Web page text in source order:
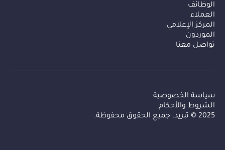
Secondary Menu
الوظائف
العملاء
المركز الإعلامي
الموردون
تواصل معنا
Footer Navigation AR
سياسة الخصوصية
الشروط والأحكام
2025 © تبريد. جميع الحقوق محفوظة.